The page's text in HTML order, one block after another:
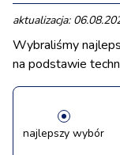
aktualizacja:
Wybraliśmy
na podstawie
najlepszy wybór